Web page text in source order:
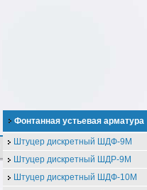
СЕРТИФИКАТЫ
Фонтанная устьевая арматура
Штуцер дискретный ШДФ-9М
Штуцер дискретный ШДР-9М
Штуцер дискретный ШДФ-10М